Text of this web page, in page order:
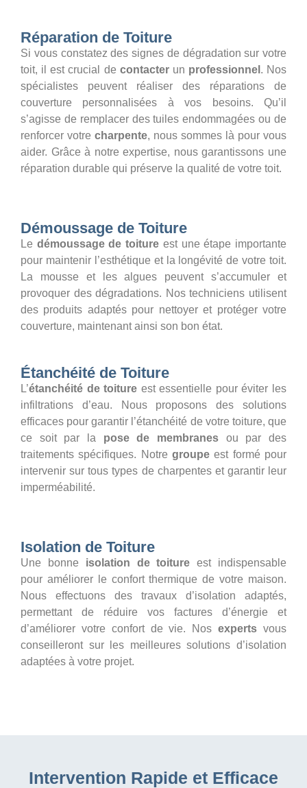
Réparation de Toiture
Si vous constatez des signes de dégradation sur votre
toit, il est crucial de contacterun professionnel . Nos
spécialistes peuvent réaliser des réparations de
couverture personnalisées à vos besoins. Qu’il
s’agisse de remplacer des tuiles endommagées ou de
renforcer votre charpente, nous sommes là pour vous
aider. Grâce à notre expertise, nous garantissons une
réparation durable qui préserve la qualité de votre toit.
Démoussage de Toiture
Le démoussage de toiture est une étape importante
pour maintenir l’esthétique et la longévité de votre toit.
La mousse et les algues peuvent s’accumuler et
provoquer des dégradations. Nos techniciens utilisent
des produits adaptés pour nettoyer et protéger votre
couverture, maintenant ainsi son bon état.
Étanchéité de Toiture
L’étanchéité de toiture est essentielle pour éviter les
infiltrations d’eau. Nous proposons des solutions
efficaces pour garantir l’étanchéité de votre toiture, que
ce soit par la pose de membranes ou par des
traitements spécifiques. Notre groupe est formé pour
intervenir sur tous types de charpentes et garantir leur
imperméabilité.
Isolation de Toiture
Une bonne isolation de toiture est indispensable
pour améliorer le confort thermique de votre maison.
Nous effectuons des travaux d’isolation adaptés,
permettant de réduire vos factures d’énergie et
d’améliorer votre confort de vie. Nosexperts vous
conseilleront sur les meilleures solutions d’isolation
adaptées à votre projet.
Intervention Rapide et Efficace